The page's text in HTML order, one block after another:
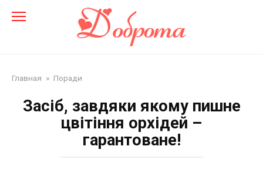
Главная » Поради
Засіб, завдяки якому пишне
цвітіння орхідей –
гарантоване!